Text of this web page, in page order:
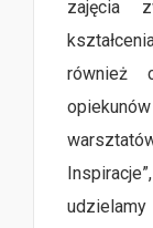
zajęcia
również